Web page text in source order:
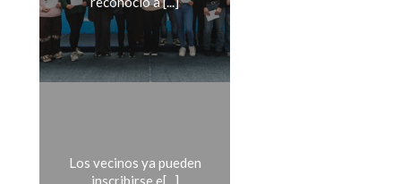
Los vecinos ya pueden
inscribirse e[...]